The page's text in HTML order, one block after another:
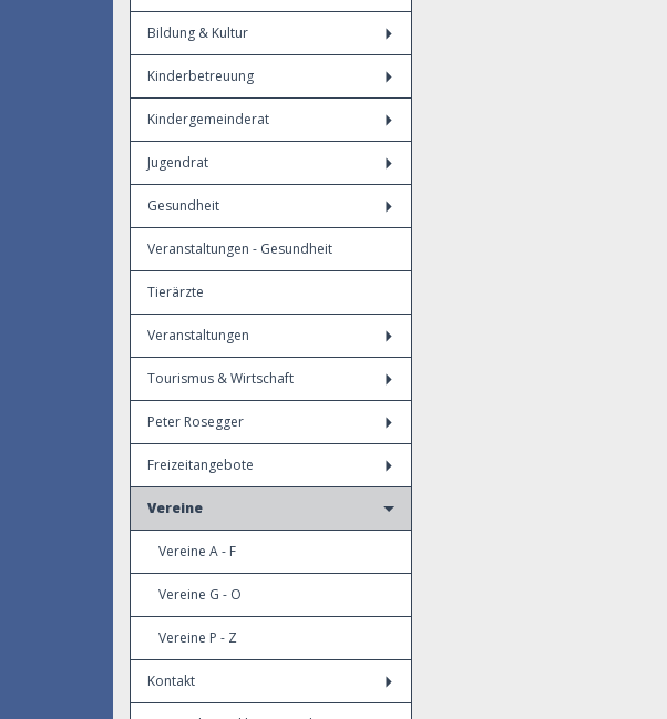
Bildung & Kultur
Kinderbetreuung
Kindergemeinderat
Jugendrat
Gesundheit
Veranstaltungen - Gesundheit
Tierärzte
Veranstaltungen
Tourismus & Wirtschaft
Peter Rosegger
Freizeitangebote
Vereine
Vereine A - F
Vereine G - O
Vereine P - Z
Kontakt